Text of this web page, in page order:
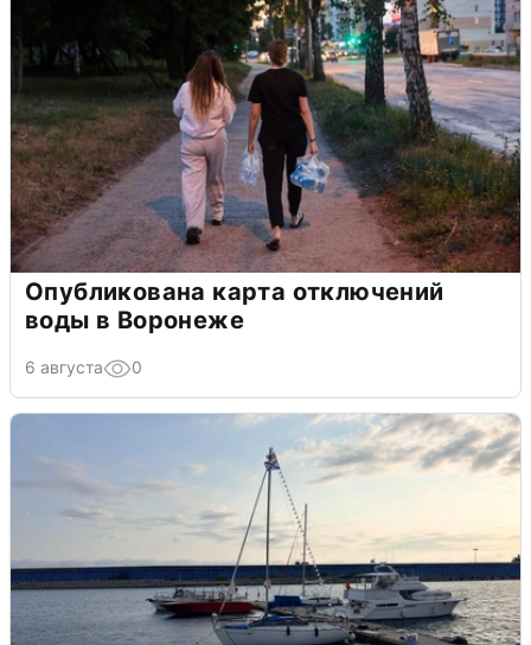
Опубликована карта отключений
воды в Воронеже
6 августа 0